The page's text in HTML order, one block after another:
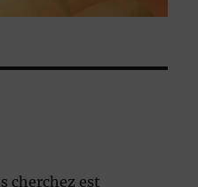
cherchez est